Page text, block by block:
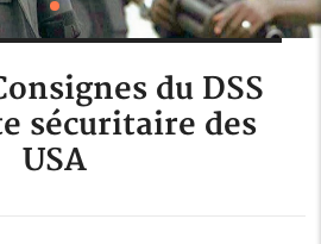
du DSS
sécuritaire des
USA